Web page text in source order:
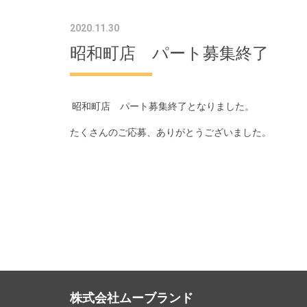
2020.11.30
昭和町店 パート募集終了
昭和町店 パート募集終了となりました。
たくさんのご応募、ありがとうございました。
株式会社ムーブランド